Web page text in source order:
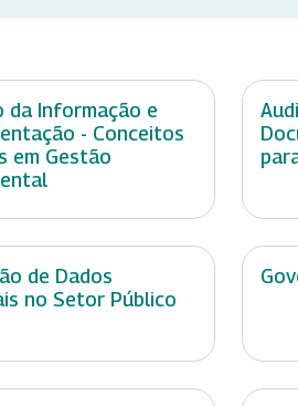
da Informação e
- Conceitos
em Gestão
de Dados
no Setor Público